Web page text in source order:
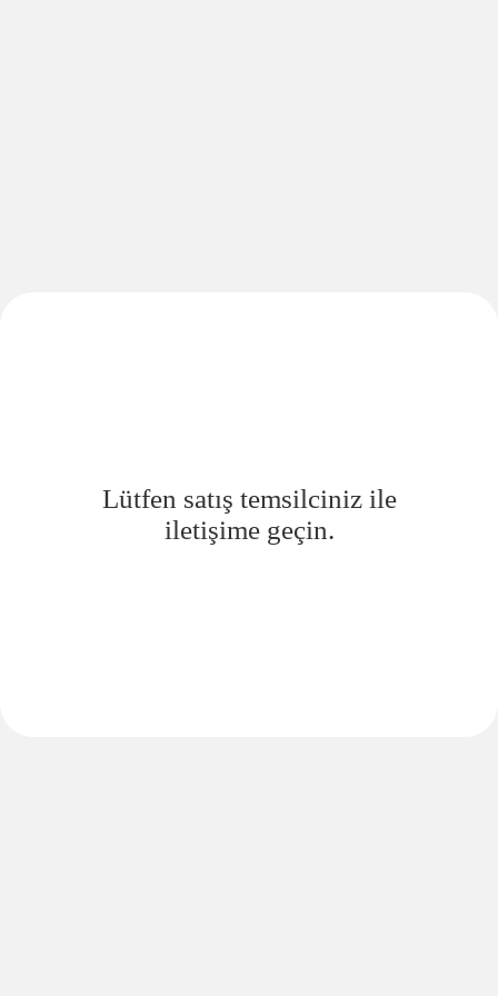
Lütfen satış temsilciniz ile
iletişime geçin.